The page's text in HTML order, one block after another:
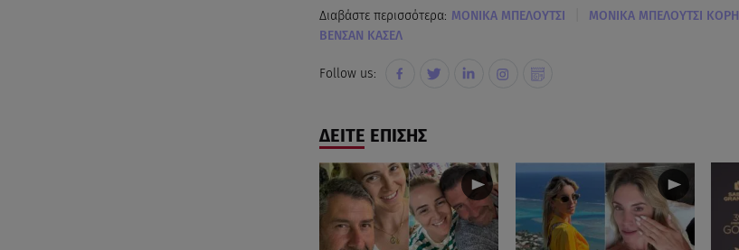
Διαβάστε περισσότερα: ΜΟΝΙΚΑ ΜΠΕΛΟΥΤΣΙ ΜΟΝΙΚΑ ΜΠΕΛΟΥΤΣΙ ΚΟΡΗ
ΒΕΝΣΑΝ ΚΑΣΕΛ
Follow us:
ΔΕΙΤΕ ΕΠΙΣΗΣ